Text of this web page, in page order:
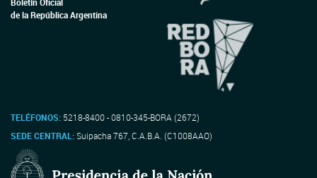
de la República Argentina
TELÉFONOS: 5218-8400 - 0810-345-BORA (2672)
SEDE CENTRAL:Suipacha 767, C.A.B.A. (C1008AAO)